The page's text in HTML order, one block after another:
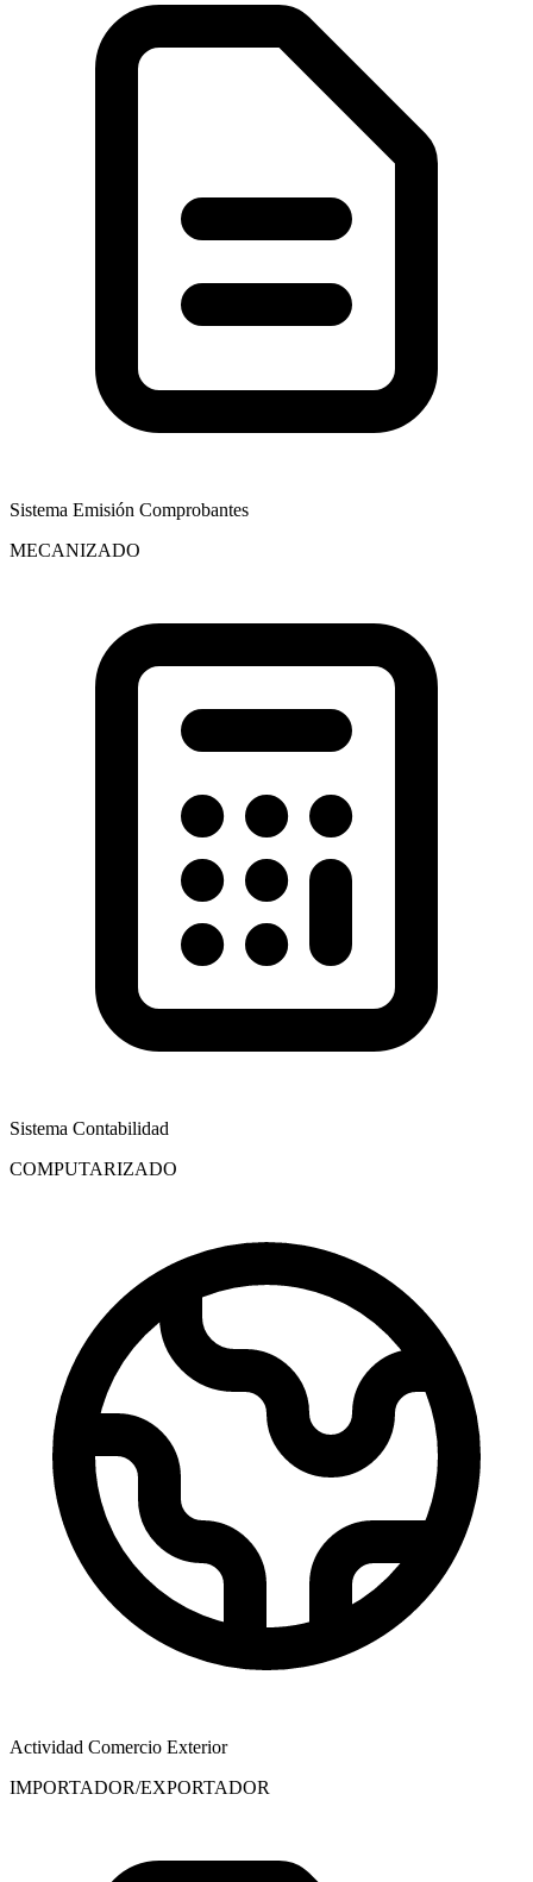
Sistema Emisión Comprobantes
MECANIZADO
Sistema Contabilidad
COMPUTARIZADO
Actividad Comercio Exterior
IMPORTADOR/EXPORTADOR